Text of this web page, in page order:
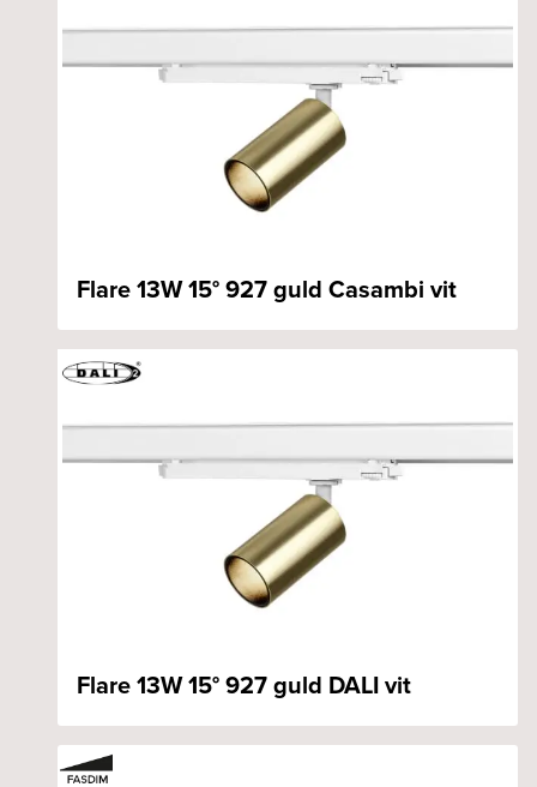
Flare 13W 15° 927 guld Casambi vit
Flare 13W 15° 927 guld DALI vit